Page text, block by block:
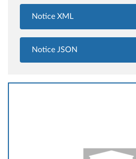
Notice XML
Notice JSON